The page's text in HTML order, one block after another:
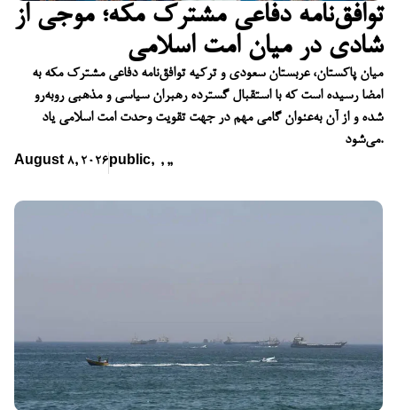
توافق‌نامه دفاعی مشترک مکه؛ موجی از
شادی در میان امت اسلامی
میان پاکستان، عربستان سعودی و ترکیه توافق‌نامه دفاعی مشترک مکه به
امضا رسیده است که با استقبال گسترده رهبران سیاسی و مذهبی روبه‌رو
شده و از آن به‌عنوان گامی مهم در جهت تقویت وحدت امت اسلامی یاد
می‌شود.
August 8, 2026 public, ,,,